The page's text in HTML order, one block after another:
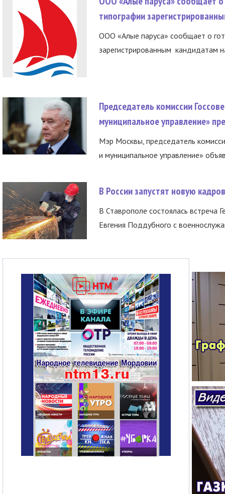
типографии
ООО «Алые паруса» сообщает о
зарегистрированным кандидатам
Председатель комиссии
муниципальное управление»
Мэр Москвы, председатель
и муниципальное управление»
В России запустят новую
В Ставрополе состоялась встреча
Евгения Поддубного с